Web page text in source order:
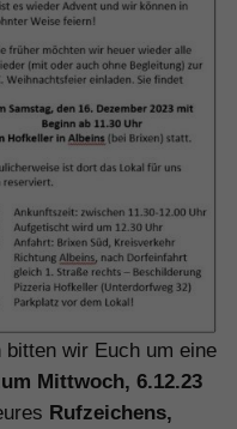
wir Euch um eine
Mittwoch, 6.12.23
Rufzeichens,